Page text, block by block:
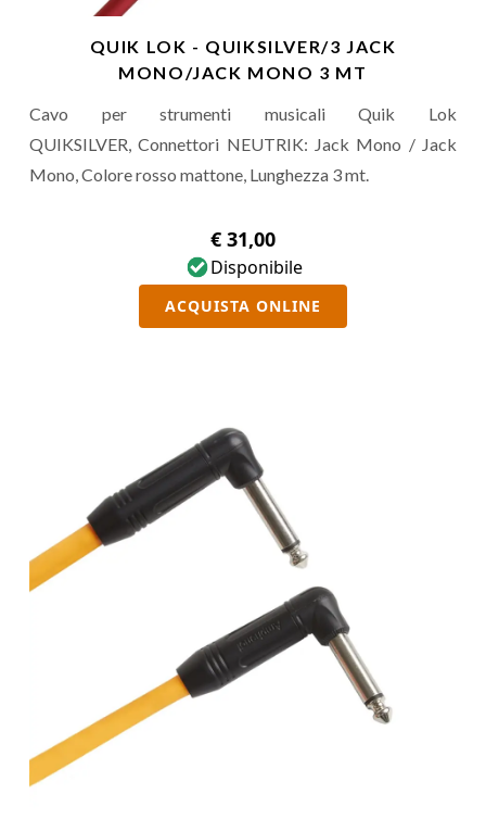
QUIK LOK - QUIKSILVER/3 JACK
MONO/JACK MONO 3 MT
Cavo per strumenti musicali Quik Lok
QUIKSILVER, Connettori NEUTRIK: Jack Mono / Jack
Mono, Colore rosso mattone, Lunghezza 3 mt.
€ 31,00
Disponibile
ACQUISTA ONLINE